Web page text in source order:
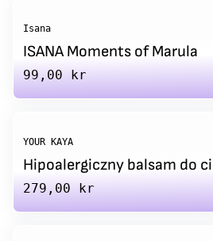
Isana
ISANA Moments of Marula
Regular price
99,00 kr
YOUR KAYA
Hipoalergiczny balsam do
Regular price
279,00 kr